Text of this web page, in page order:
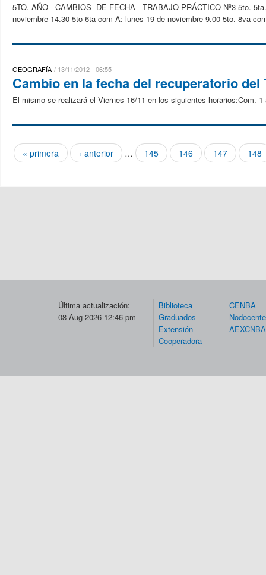
5TO. AÑO - CAMBIOS DE FECHA TRABAJO PRÁCTICO Nº3 5to.
noviembre 14.30 5to 6ta com A: lunes 19 de noviembre 9.00 5to. 8va
GEOGRAFÍA 13/11/2012 - 06:55
Cambio en la fecha del recuperatorio del
El mismo se realizará el Viernes 16/11 en los siguientes horarios:Com.
Páginas
« primera ‹ anterior … 145 146 147 148
Última actualización:
08-Aug-2026 12:46 pm
Biblioteca
Graduados
Extensión
Cooperadora
CENBA
AEXCNBA